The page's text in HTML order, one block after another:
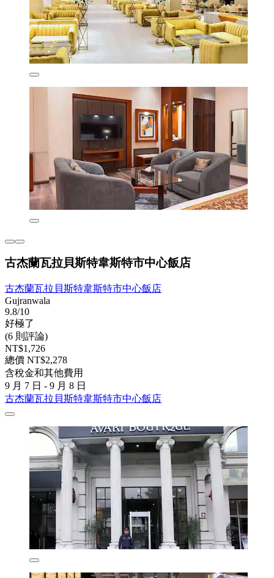
古杰蘭瓦拉貝斯特韋斯特市中心飯店
古杰蘭瓦拉貝斯特韋斯特市中心飯店
Gujranwala
9.8/10
好極了
(6 則評論)
NT$1,726
總價 NT$2,278
含稅金和其他費用
9 月 7 日 - 9 月 8 日
古杰蘭瓦拉貝斯特韋斯特市中心飯店